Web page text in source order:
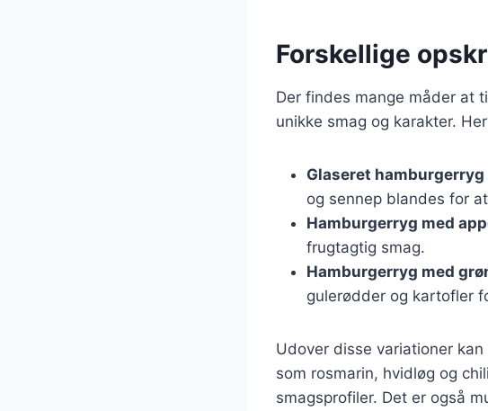
Forskellige
Der findes mange måder at
unikke smag og karakter.
Glaseret
og sennep blandes for
Hamburgerryg med
frugtagtig smag.
Hamburgerryg med
gulerødder og kartofler
Udover disse variationer
som rosmarin, hvidløg og
smagsprofiler. Det er også